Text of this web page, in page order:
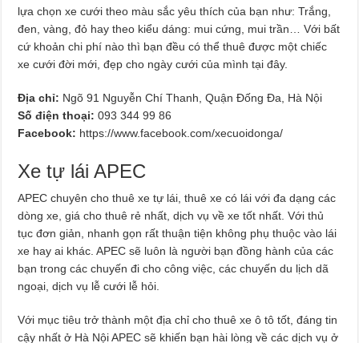
lựa chọn xe cưới theo màu sắc yêu thích của bạn như: Trắng,
đen, vàng, đỏ hay theo kiểu dáng: mui cứng, mui trần… Với bất
cứ khoản chi phí nào thì bạn đều có thể thuê được một chiếc
xe cưới đời mới, đẹp cho ngày cưới của mình tại đây.
Địa chỉ: Ngõ 91 Nguyễn Chí Thanh, Quận Đống Đa, Hà Nội
Số điện thoại: 093 344 99 86
Facebook: https://www.facebook.com/xecuoidonga/
Xe tự lái APEC
APEC chuyên cho thuê xe tự lái, thuê xe có lái với đa dạng các
dòng xe, giá cho thuê rẻ nhất, dịch vụ về xe tốt nhất. Với thủ
tục đơn giản, nhanh gọn rất thuận tiện không phụ thuộc vào lái
xe hay ai khác. APEC sẽ luôn là người bạn đồng hành của các
bạn trong các chuyến đi cho công việc, các chuyến du lịch dã
ngoại, dịch vụ lễ cưới lễ hỏi.
Với mục tiêu trở thành một địa chỉ cho thuê xe ô tô tốt, đáng tin
cậy nhất ở Hà Nội APEC sẽ khiến bạn hài lòng về các dịch vụ ở